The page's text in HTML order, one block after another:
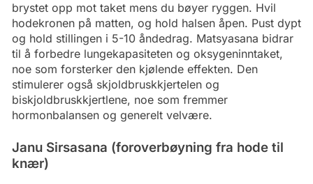
brystet opp mot taket mens du bøyer ryggen. Hvil
hodekronen på matten, og hold halsen åpen. Pust dypt
og hold stillingen i 5-10 åndedrag. Matsyasana bidrar
til å forbedre lungekapasiteten og oksygeninntaket,
noe som forsterker den kjølende effekten. Den
stimulerer også skjoldbruskkjertelen og
biskjoldbruskkjertlene, noe som fremmer
hormonbalansen og generelt velvære.
Janu Sirsasana (foroverbøyning fra hode til
knær)